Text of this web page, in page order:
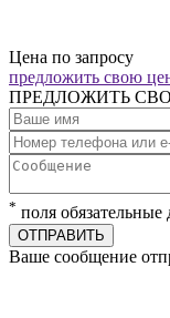
Цена по запросу
предложить свою
ПРЕДЛОЖИТЬ
* поля обязательные
ОТПРАВИТЬ
Ваше сообщение